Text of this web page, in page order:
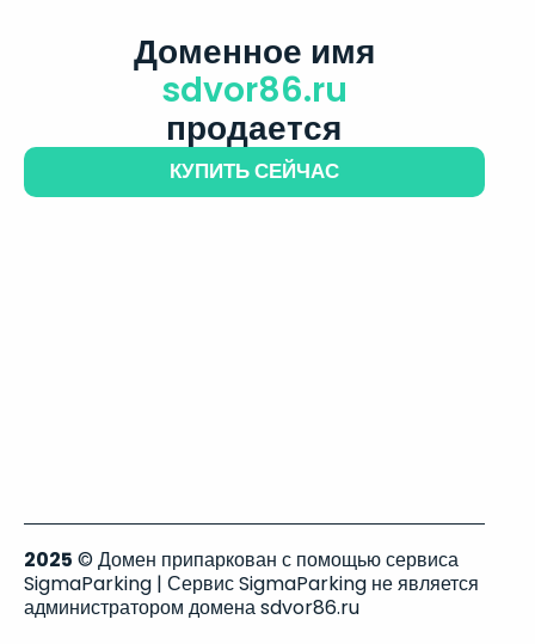
Доменное имя
sdvor86.ru
продается
КУПИТЬ СЕЙЧАС
2025 © Домен припаркован с помощью сервиса
SigmaParking | Сервис SigmaParking не является
администратором домена sdvor86.ru